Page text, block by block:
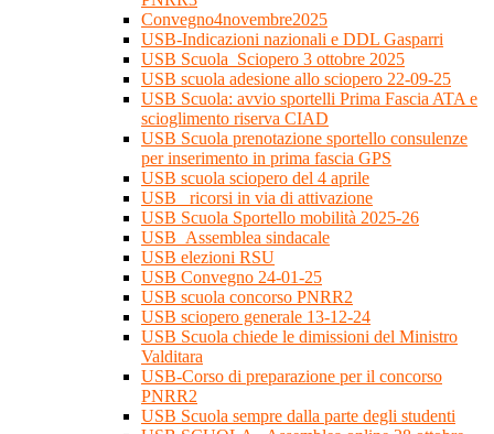
Convegno4novembre2025
USB-Indicazioni nazionali e DDL Gasparri
USB Scuola_Sciopero 3 ottobre 2025
USB scuola adesione allo sciopero 22-09-25
USB Scuola: avvio sportelli Prima Fascia ATA e
scioglimento riserva CIAD
USB Scuola prenotazione sportello consulenze
per inserimento in prima fascia GPS
USB scuola sciopero del 4 aprile
USB_ ricorsi in via di attivazione
USB Scuola Sportello mobilità 2025-26
USB_Assemblea sindacale
USB elezioni RSU
USB Convegno 24-01-25
USB scuola concorso PNRR2
USB sciopero generale 13-12-24
USB Scuola chiede le dimissioni del Ministro
Valditara
USB-Corso di preparazione per il concorso
PNRR2
USB Scuola sempre dalla parte degli studenti